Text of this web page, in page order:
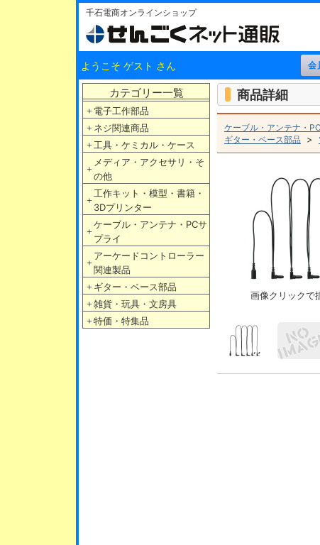
千石電商オンラインショップ
ようこそ ゲスト さん
カテゴリー一覧
＋ 電子工作部品
＋ ネジ関連商品
＋ 工具・ケミカル・ケース
＋
メディア・アクセサリ・そ
の他
＋
工作キット・模型・書籍・
3Dプリンター
＋
ケーブル・アンテナ・PCサ
プライ
＋
アーケードコントローラー
関連製品
＋ ギター・ベース部品
＋ 雑貨・玩具・文房具
＋ 特価・特集品
商品詳細
ケーブル・アンテナ・
ギター・ベース部品 >
画像クリックで